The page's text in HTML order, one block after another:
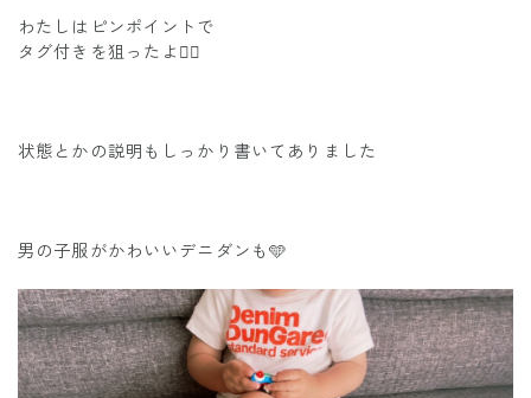
わたしはピンポイントで
タグ付きを狙ったよ✌🏾
状態とかの説明もしっかり書いてありました
男の子服がかわいいデニダンも🩵